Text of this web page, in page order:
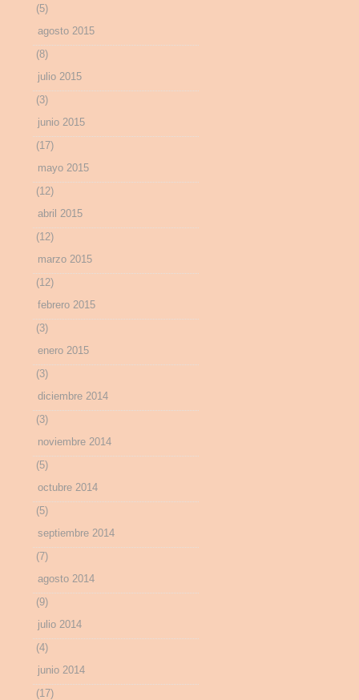
(5)
agosto 2015
(8)
julio 2015
(3)
junio 2015
(17)
mayo 2015
(12)
abril 2015
(12)
marzo 2015
(12)
febrero 2015
(3)
enero 2015
(3)
diciembre 2014
(3)
noviembre 2014
(5)
octubre 2014
(5)
septiembre 2014
(7)
agosto 2014
(9)
julio 2014
(4)
junio 2014
(17)